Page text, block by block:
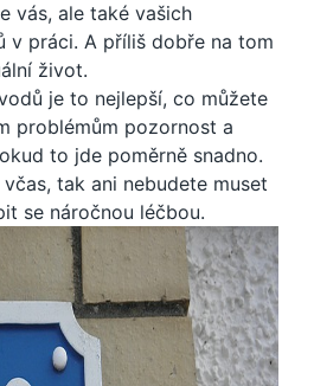
vás, ale také vašich
v práci. A příliš dobře na tom
život.
je to nejlepší, co můžete
problémům pozornost a
to jde poměrně snadno.
tak ani nebudete muset
se náročnou léčbou.